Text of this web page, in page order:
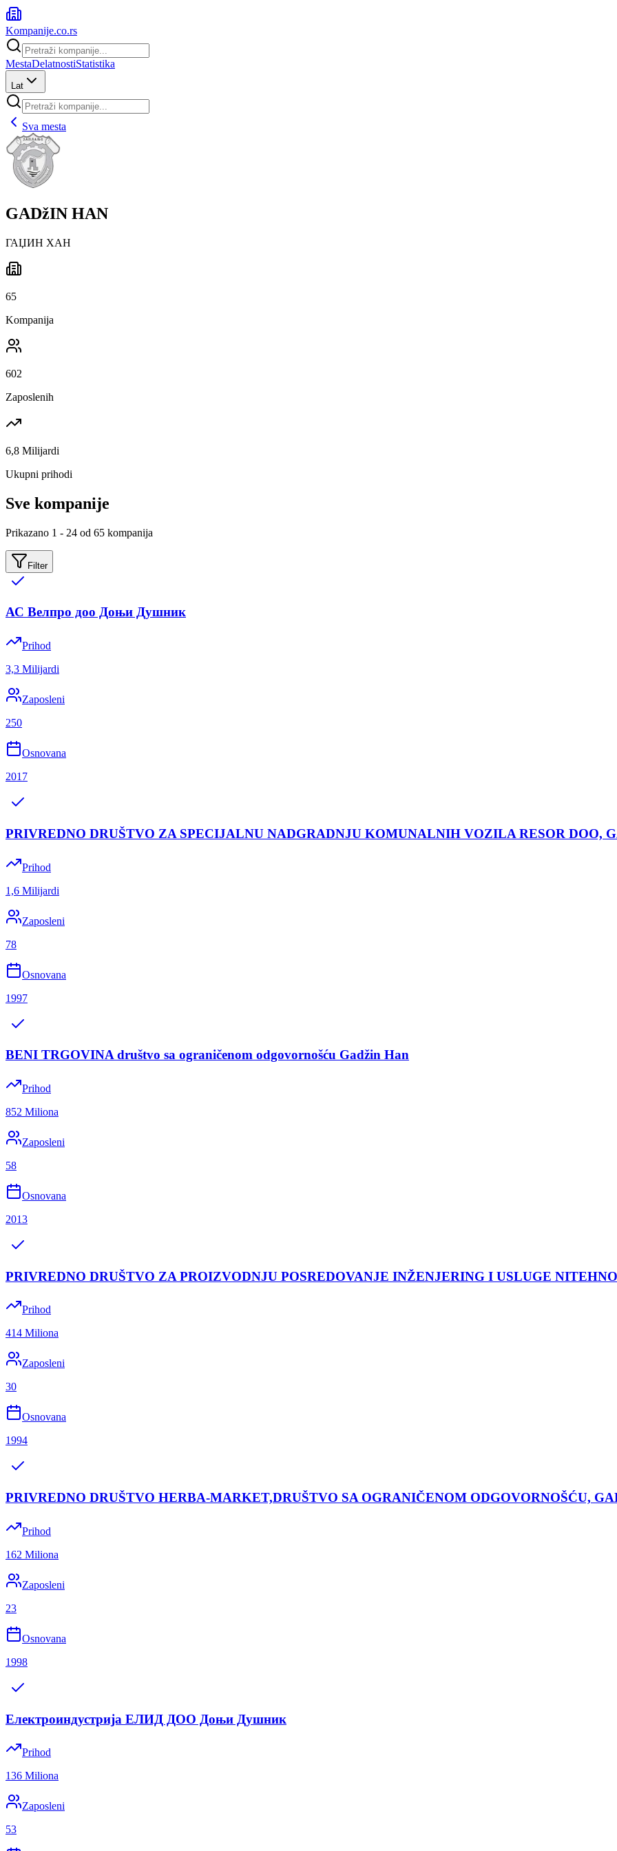
Kompanije.co.rs
MestaDelatnostiStatistika
Lat
Sva mesta
GADžIN HAN
ГАЏИН ХАН
65
Kompanija
602
Zaposlenih
6,8 Milijardi
Ukupni prihodi
Sve kompanije
Prikazano 1 - 24 od 65 kompanija
Filter
АС Велпро доо Доњи Душник
Prihod
3,3 Milijardi
Zaposleni
250
Osnovana
2017
PRIVREDNO DRUŠTVO ZA SPECIJALNU NADGRADNJU KOMUNALNIH VOZILA RESOR DOO,
Prihod
1,6 Milijardi
Zaposleni
78
Osnovana
1997
BENI TRGOVINA društvo sa ograničenom odgovornošću Gadžin Han
Prihod
852 Miliona
Zaposleni
58
Osnovana
2013
PRIVREDNO DRUŠTVO ZA PROIZVODNJU POSREDOVANJE INŽENJERING I USLUGE
Prihod
414 Miliona
Zaposleni
30
Osnovana
1994
PRIVREDNO DRUŠTVO HERBA-MARKET,DRUŠTVO SA OGRANIČENOM ODGOVORNOŠĆU,
Prihod
162 Miliona
Zaposleni
23
Osnovana
1998
Електроиндустрија ЕЛИД ДОО Доњи Душник
Prihod
136 Miliona
Zaposleni
53